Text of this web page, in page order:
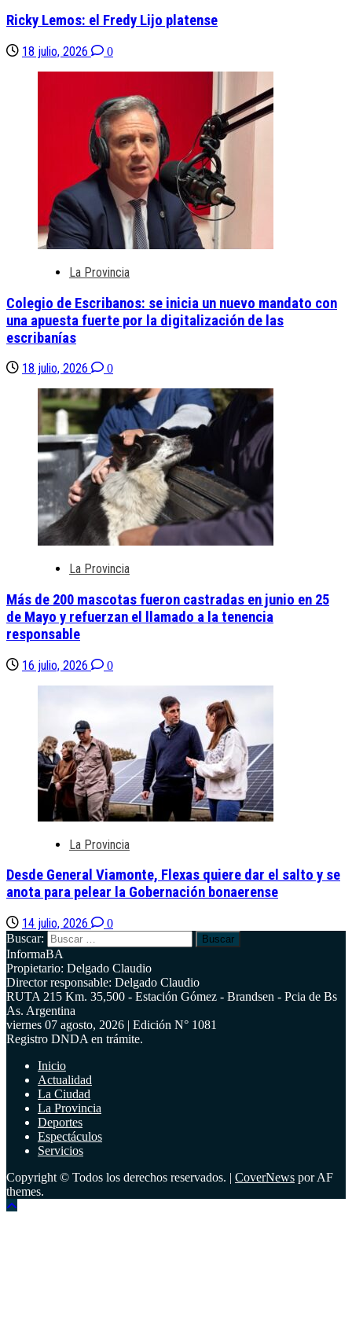
Ricky Lemos: el Fredy Lijo platense
18 julio, 2026 0
La Provincia
Colegio de Escribanos: se inicia un nuevo mandato con
una apuesta fuerte por la digitalización de las
escribanías
18 julio, 2026 0
La Provincia
Más de 200 mascotas fueron castradas en junio en 25
de Mayo y refuerzan el llamado a la tenencia
responsable
16 julio, 2026 0
La Provincia
Desde General Viamonte, Flexas quiere dar el salto y se
anota para pelear la Gobernación bonaerense
14 julio, 2026
0
Buscar:
InformaBA
Propietario: Delgado Claudio
Director responsable: Delgado Claudio
RUTA 215 Km. 35,500 - Estación Gómez - Brandsen - Pcia de Bs
As. Argentina
viernes 07 agosto, 2026 | Edición N° 1081
Registro DNDA en trámite.
Inicio
Actualidad
La Ciudad
La Provincia
Deportes
Espectáculos
Servicios
Copyright © Todos los derechos reservados. | CoverNews por AF
themes.